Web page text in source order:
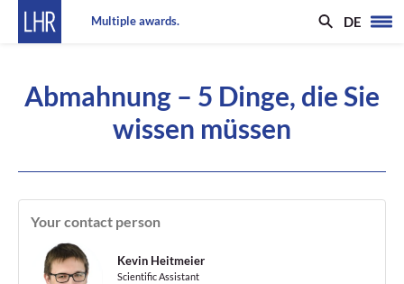
Multiple awards. DE
Abmahnung – 5 Dinge, die Sie
wissen müssen
Your contact person
Kevin Heitmeier
Scientific Assistant